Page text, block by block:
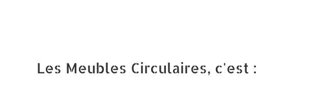
Les Meubles Circulaires, c'est :